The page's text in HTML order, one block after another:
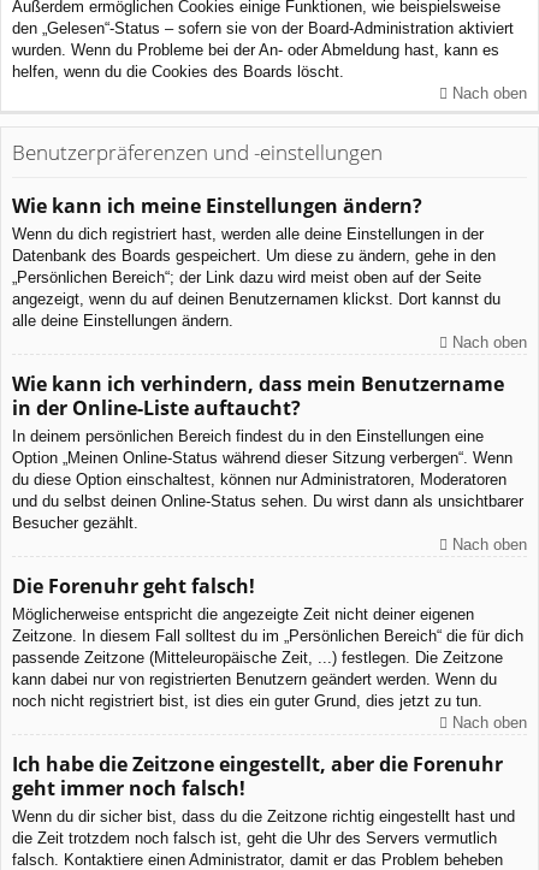
Außerdem ermöglichen Cookies einige Funktionen, wie beispielsweise
den „Gelesen“-Status – sofern sie von der Board-Administration aktiviert
wurden. Wenn du Probleme bei der An- oder Abmeldung hast, kann es
helfen, wenn du die Cookies des Boards löscht.
Nach oben
Benutzerpräferenzen und -einstellungen
Wie kann ich meine Einstellungen ändern?
Wenn du dich registriert hast, werden alle deine Einstellungen in der
Datenbank des Boards gespeichert. Um diese zu ändern, gehe in den
„Persönlichen Bereich“; der Link dazu wird meist oben auf der Seite
angezeigt, wenn du auf deinen Benutzernamen klickst. Dort kannst du
alle deine Einstellungen ändern.
Nach oben
Wie kann ich verhindern, dass mein Benutzername
in der Online-Liste auftaucht?
In deinem persönlichen Bereich findest du in den Einstellungen eine
Option „Meinen Online-Status während dieser Sitzung verbergen“. Wenn
du diese Option einschaltest, können nur Administratoren, Moderatoren
und du selbst deinen Online-Status sehen. Du wirst dann als unsichtbarer
Besucher gezählt.
Nach oben
Die Forenuhr geht falsch!
Möglicherweise entspricht die angezeigte Zeit nicht deiner eigenen
Zeitzone. In diesem Fall solltest du im „Persönlichen Bereich“ die für dich
passende Zeitzone (Mitteleuropäische Zeit, ...) festlegen. Die Zeitzone
kann dabei nur von registrierten Benutzern geändert werden. Wenn du
noch nicht registriert bist, ist dies ein guter Grund, dies jetzt zu tun.
Nach oben
Ich habe die Zeitzone eingestellt, aber die Forenuhr
geht immer noch falsch!
Wenn du dir sicher bist, dass du die Zeitzone richtig eingestellt hast und
die Zeit trotzdem noch falsch ist, geht die Uhr des Servers vermutlich
falsch. Kontaktiere einen Administrator, damit er das Problem beheben